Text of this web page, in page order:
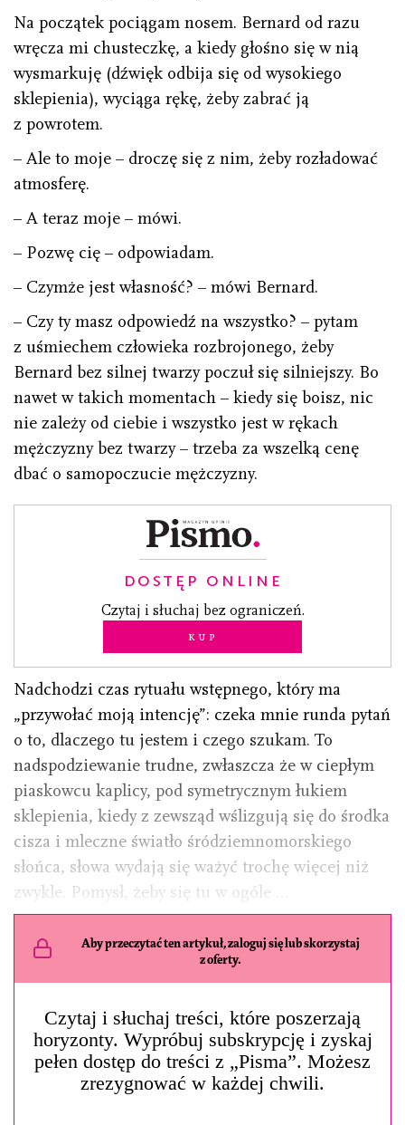
Na początek pociągam nosem. Bernard od razu
wręcza mi chusteczkę, a kiedy głośno się w nią
wysmarkuję (dźwięk odbija się od wysokiego
sklepienia), wyciąga rękę, żeby zabrać ją
z powrotem.
– Ale to moje – droczę się z nim, żeby rozładować
atmosferę.
– A teraz moje – mówi.
– Pozwę cię – odpowiadam.
– Czymże jest własność? – mówi Bernard.
– Czy ty masz odpowiedź na wszystko? – pytam
z uśmiechem człowieka rozbrojonego, żeby
Bernard bez silnej twarzy poczuł się silniejszy. Bo
nawet w takich momentach – kiedy się boisz, nic
nie zależy od ciebie i wszystko jest w rękach
mężczyzny bez twarzy – trzeba za wszelką cenę
dbać o samopoczucie mężczyzny.
DOSTĘP ONLINE
Czytaj i słuchaj bez ograniczeń.
Kup
Nadchodzi czas rytuału wstępnego, który ma
„przywołać moją intencję”: czeka mnie runda pytań
o to, dlaczego tu jestem i czego szukam. To
nadspodziewanie trudne, zwłaszcza że w ciepłym
piaskowcu kaplicy, pod symetrycznym łukiem
sklepienia, kiedy z zewsząd wślizgują się do środka
cisza i mleczne światło śródziemnomorskiego
słońca, słowa wydają się ważyć trochę więcej niż
zwykle. Pomysł, żeby się tu w ogóle …
Aby przeczytać ten artykuł, zaloguj się lub skorzystaj
z oferty.
Czytaj i słuchaj treści, które poszerzają
horyzonty. Wypróbuj subskrypcję i zyskaj
pełen dostęp do treści z „Pisma”. Możesz
zrezygnować w każdej chwili.